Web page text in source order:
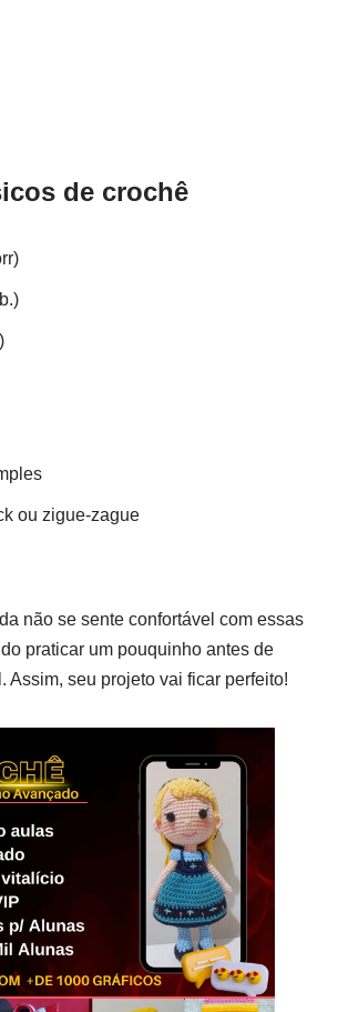
de crochê
ou zigue-zague
não se sente confortável com essas
praticar um pouquinho antes de
Assim, seu projeto vai ficar perfeito!